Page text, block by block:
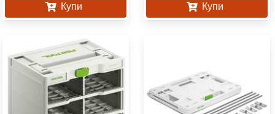
Купи Купи